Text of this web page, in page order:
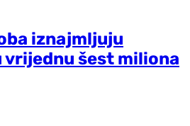
iznajmljuju
šest miliona